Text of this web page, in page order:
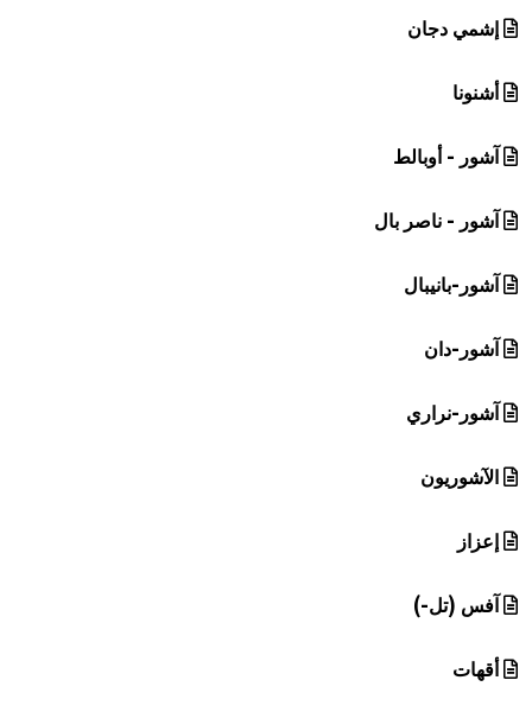
إشمي دجان
أشنونا
آشور - أوبالط
آشور - ناصر بال
آشور-بانيبال
آشور-دان
آشور-نراري
الآشوريون
إعزاز
آفس (تل-)
أقهات